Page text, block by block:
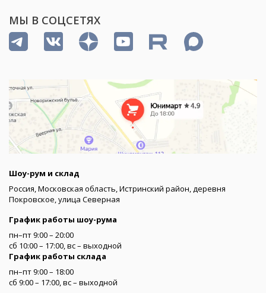
МЫ В СОЦСЕТЯХ
Шоу-рум и склад
Россия, Московская область, Истринский район, деревня
Покровское, улица Северная
График работы шоу-рума
пн–пт 9:00 – 20:00
сб 10:00 – 17:00, вс – выходной
График работы склада
пн–пт 9:00 – 18:00
сб 9:00 – 17:00, вс – выходной